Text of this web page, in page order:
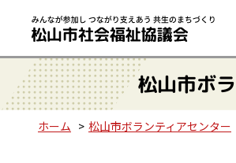
松山市ボ
ホーム 松山市ボランティアセンター